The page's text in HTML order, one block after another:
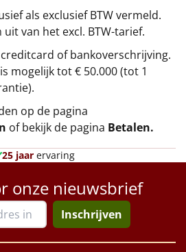
als exclusief BTW vermeld.
van het excl. BTW-tarief.
of bankoverschrijving.
mogelijk tot € 50.000 (tot 1
op de pagina
of bekijk de pagina Betalen.
25 jaar ervaring
onze nieuwsbrief
Inschrijven